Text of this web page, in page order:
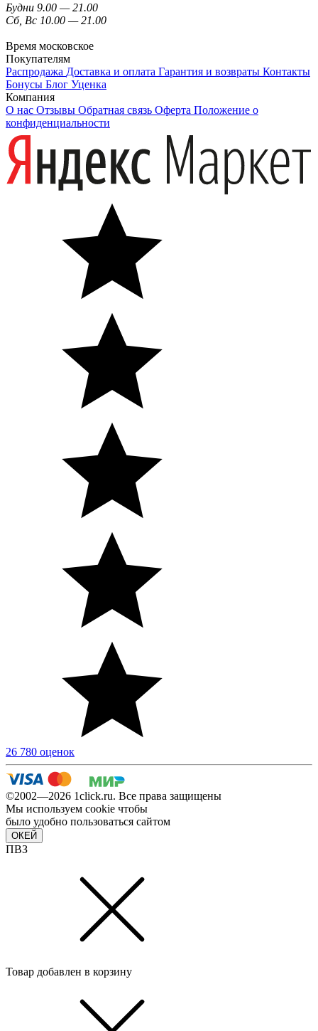
Будни 9.00 — 21.00
Сб, Вс 10.00 — 21.00
Время московское
Покупателям
Распродажа Доставка и оплата Гарантия и возвраты Контакты
Бонусы Блог Уценка
Компания
О нас Отзывы Обратная связь Оферта Положение о
конфиденциальности
26 780 оценок
©2002—2026 1сlick.ru. Все права защищены
Мы используем cookie чтобы
было удобно пользоваться сайтом
ОКЕЙ
ПВЗ
Товар добавлен в корзину